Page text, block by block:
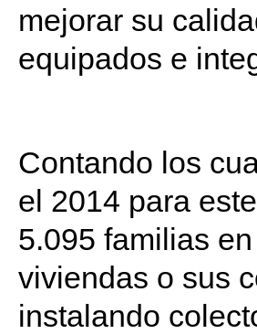
mejorar su
equipados e
Contando los
el 2014 para
5.095 familias
viviendas o sus
instalando